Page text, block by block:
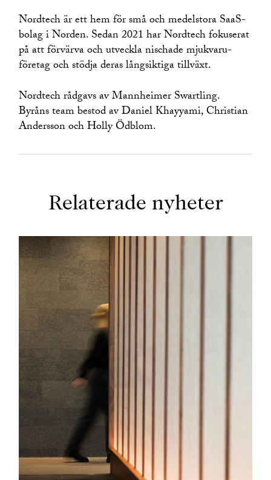
Nordtech är ett hem för små och medelstora SaaS-
bolag i Norden. Sedan 2021 har Nordtech fokuserat
på att förvärva och utveckla nischade mjukvaru­­­­
företag och stödja deras långsiktiga tillväxt.
Nordtech rådgavs av Mannheimer Swartling.
Byråns team bestod av Daniel Khayyami, Christian
Andersson och Holly Ödblom.
Relaterade nyheter